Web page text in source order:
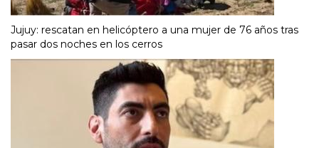
Jujuy: rescatan en helicóptero a una mujer de 76 años tras
pasar dos noches en los cerros